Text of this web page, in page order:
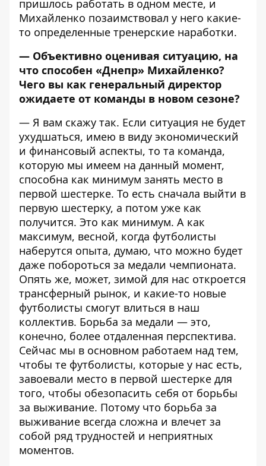
пришлось работать в одном месте, и
Михайленко позаимствовал у него какие-
то определенные тренерские наработки.
— Объективно оценивая ситуацию, на
что способен «Днепр» Михайленко?
Чего вы как генеральный директор
ожидаете от команды в новом сезоне?
— Я вам скажу так. Если ситуация не будет
ухудшаться, имею в виду экономический
и финансовый аспекты, то та команда,
которую мы имеем на данный момент,
способна как минимум занять место в
первой шестерке. То есть сначала выйти в
первую шестерку, а потом уже как
получится. Это как минимум. А как
максимум, весной, когда футболисты
наберутся опыта, думаю, что можно будет
даже побороться за медали чемпионата.
Опять же, может, зимой для нас откроется
трансферный рынок, и какие-то новые
футболисты смогут влиться в наш
коллектив. Борьба за медали — это,
конечно, более отдаленная перспектива.
Сейчас мы в основном работаем над тем,
чтобы те футболисты, которые у нас есть,
завоевали место в первой шестерке для
того, чтобы обезопасить себя от борьбы
за выживание. Потому что борьба за
выживание всегда сложна и влечет за
собой ряд трудностей и неприятных
моментов.